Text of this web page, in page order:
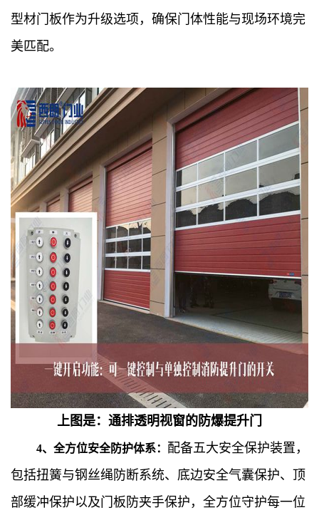
型材门板作为升级选项，确保门体性能与现场环境完
美匹配。
上图是：通排透明视窗的防爆提升门
4、全方位安全防护体系： 配备五大安全保护装置，
包括扭簧与钢丝绳防断系统、底边安全气囊保护、顶
部缓冲保护以及门板防夹手保护，全方位守护每一位